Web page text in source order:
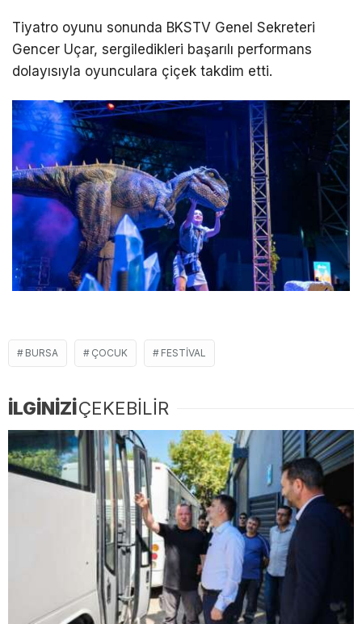
Tiyatro oyunu sonunda BKSTV Genel Sekreteri
Gencer Uçar, sergiledikleri başarılı performans
dolayısıyla oyunculara çiçek takdim etti.
BURSA ÇOCUK FESTIVAL
İLGİNİZİÇEKEBİLİR